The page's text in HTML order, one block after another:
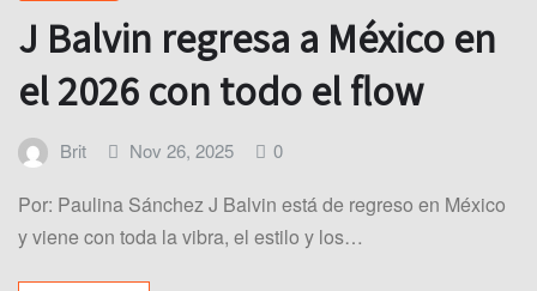
J Balvin regresa a México en
el 2026 con todo el flow
Brit Nov 26, 2025 0
Por: Paulina Sánchez J Balvin está de regreso en México
y viene con toda la vibra, el estilo y los…